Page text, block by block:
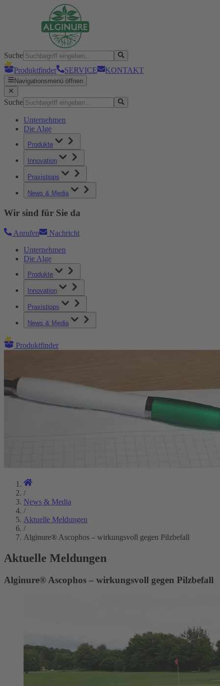
Suche
Produktfinder
SERVICE KONTAKT
Navigationsmenü öffnen
Suche
Unternehmen
Die Alge
Produkte
Innovation
Praxistipps
News & Media
Wir sind für Sie da
Anrufen
Nachricht
Unternehmen
Die Alge
Produkte
Innovation
Praxistipps
News & Media
Produktfinder
/
News & Media
/
Aktuelle Meldungen
/
Alginure® Ascophos – wirkungsvoll gegen Pilzbefall
Aktuelle Meldungen
Alginure® Ascophos – wirkungsvoll gegen Pilzbefall